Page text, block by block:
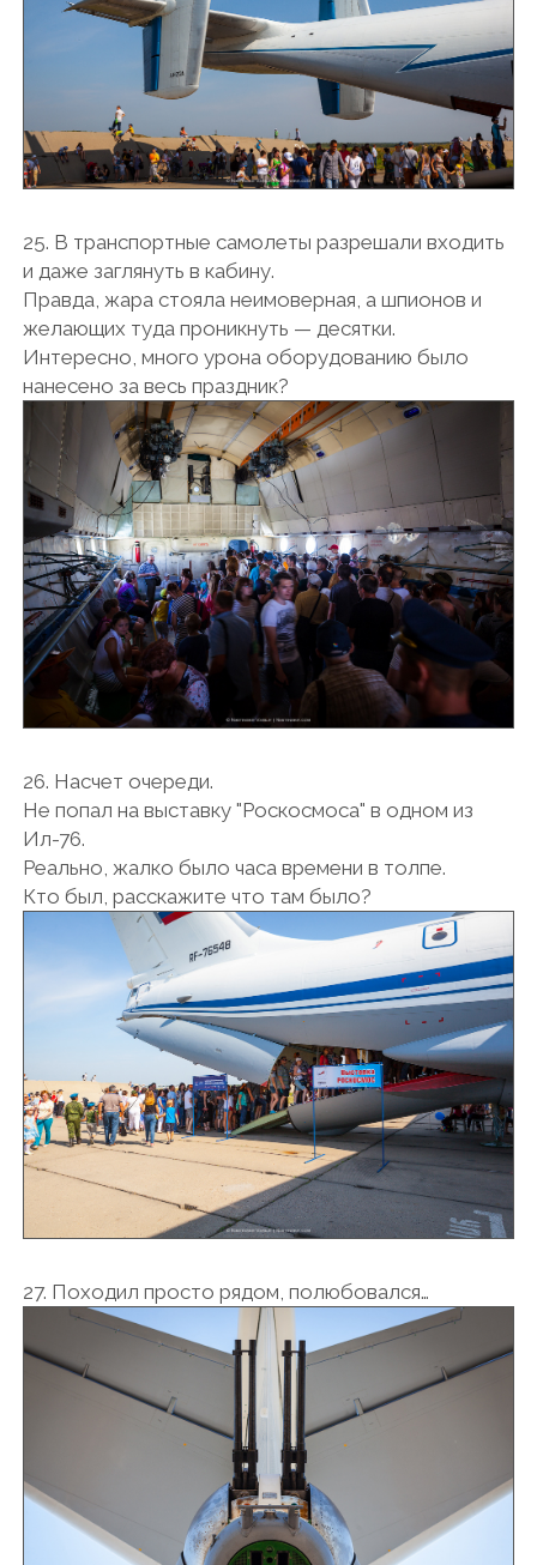
25. В транспортные самолеты разрешали входить
и даже заглянуть в кабину.
Правда, жара стояла неимоверная, а шпионов и
желающих туда проникнуть — десятки.
Интересно, много урона оборудованию было
нанесено за весь праздник?
26. Насчет очереди.
Не попал на выставку "Роскосмоса" в одном из
Ил-76.
Реально, жалко было часа времени в толпе.
Кто был, расскажите что там было?
27. Походил просто рядом, полюбовался…